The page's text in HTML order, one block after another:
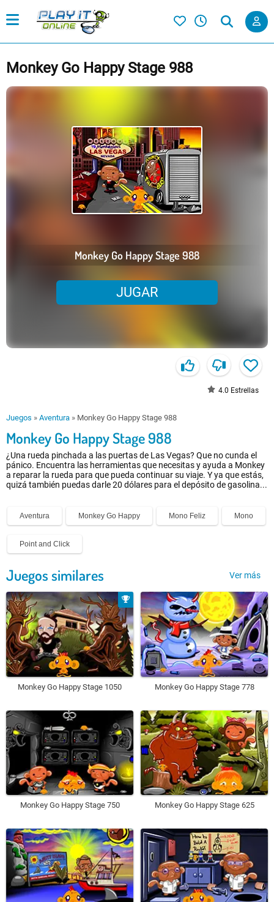
Monkey Go Happy Stage 988
Monkey Go Happy Stage 988
JUGAR
4.0 Estrellas
Juegos » Aventura » Monkey Go Happy Stage 988
Monkey Go Happy Stage 988
¿Una rueda pinchada a las puertas de Las Vegas? Que no cunda el
pánico. Encuentra las herramientas que necesitas y ayuda a Monkey
a reparar la rueda para que pueda continuar su viaje. Y ya que estás,
quizá también puedas darle 20 dólares para el depósito de gasolina...
Aventura Monkey Go Happy Mono Feliz Mono
Point and Click
Juegos similares Ver más
Monkey Go Happy Stage 1050 Monkey Go Happy Stage 778
Monkey Go Happy Stage 750 Monkey Go Happy Stage 625